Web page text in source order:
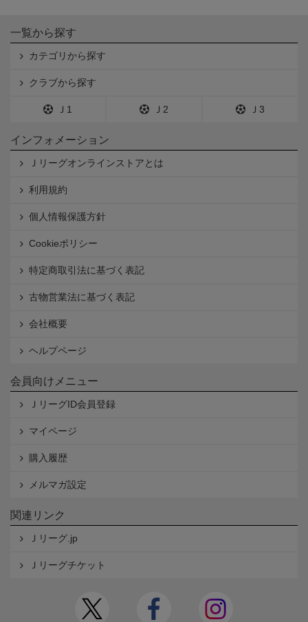
一覧から探す
カテゴリから探す
クラブから探す
Ｊ1 Ｊ2 Ｊ3
インフォメーション
Ｊリーグオンラインストアとは
利用規約
個人情報保護方針
Cookieポリシー
特定商取引法に基づく表記
古物営業法に基づく表記
会社概要
ヘルプページ
会員向けメニュー
ＪリーグID会員登録
マイページ
購入履歴
メルマガ設定
関連リンク
Ｊリーグ.jp
Ｊリーグチケット